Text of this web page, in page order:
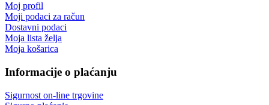
Moj profil
Moji podaci za račun
Dostavni podaci
Moja lista želja
Moja košarica
Informacije o plaćanju
Sigurnost on-line trgovine